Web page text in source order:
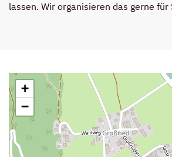
lassen. Wir organisieren das gerne für
+
−